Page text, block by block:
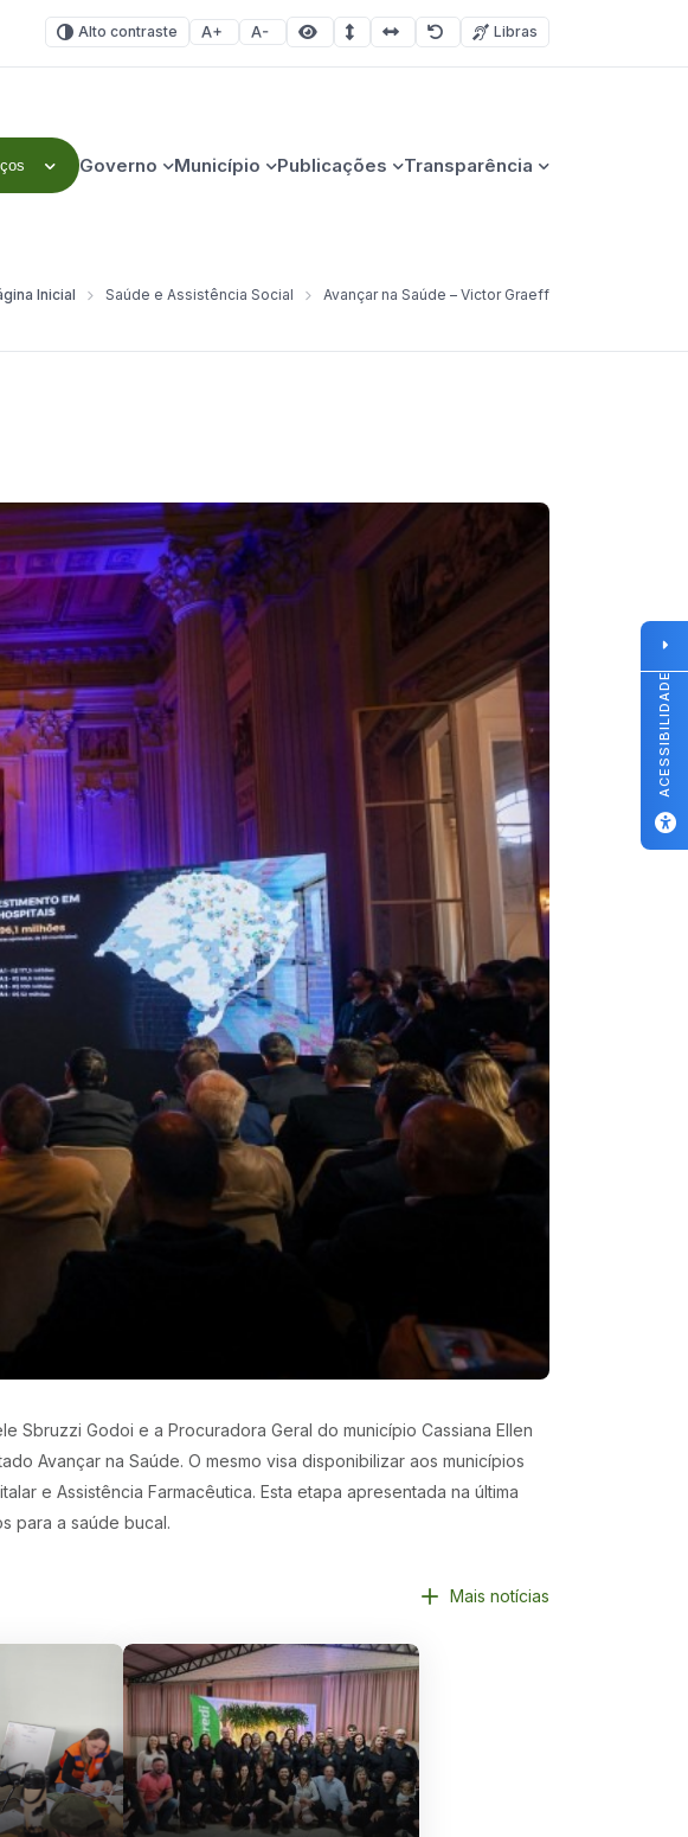
Alto contraste Aumentar fonte
Diminuir fonteÁrea selecionada
Espaçamento de linha
Espaço dos caracteres
RedefinirLibras
Governo Município Publicações Transparência
Inicial Saúde e Assistência Social Avançar na Saúde – Victor Graeff
Sbruzzi Godoi e a Procuradora Geral do município Cassiana Ellen
Avançar na Saúde. O mesmo visa disponibilizar aos municípios
e Assistência Farmacêutica. Esta etapa apresentada na última
para a saúde bucal.
Mais notícias
ACESSIBILIDADE